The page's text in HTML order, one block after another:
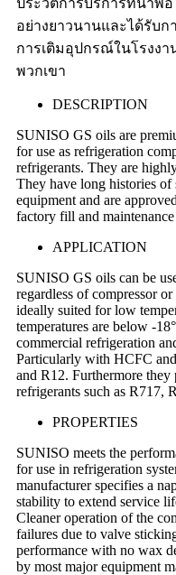
ประวัติการบริการที่น่าพ
อย่างยาวนานและได้รับ
การเติมอุปกรณ์ในโรงง
พวกเขา
DESCRIPTION
SUNISO GS oils are
for use as refrigeration
refrigerants. They are
They have long histories
equipment and are
factory fill and
APPLICATION
SUNISO GS oils can be
regardless of compressor
ideally suited for low
temperatures are below -
commercial refrigeration
Particularly with HCFC
and R12. Furthermore
refrigerants such as R717,
PROPERTIES
SUNISO meets the
for use in refrigeration
manufacturer specifies a
stability to extend service
Cleaner operation of the
failures due to valve
performance with no wax
by most major equipment